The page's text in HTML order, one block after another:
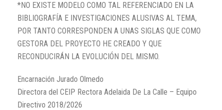
*NO EXISTE MODELO COMO TAL REFERENCIADO EN LA
BIBLIOGRAFÍA E INVESTIGACIONES ALUSIVAS AL TEMA,
POR TANTO CORRESPONDEN A UNAS SIGLAS QUE COMO
GESTORA DEL PROYECTO HE CREADO Y QUE
RECONDUCIRÁN LA EVOLUCIÓN DEL MISMO.
Encarnación Jurado Olmedo
Directora del CEIP Rectora Adelaida De La Calle – Equipo
Directivo 2018/2026